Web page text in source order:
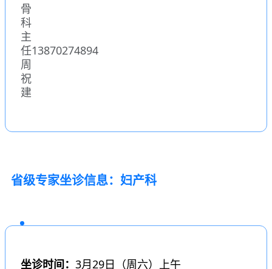
骨
科
主
任
周
祝
建
13870274894
省级专家坐诊信息： 妇产科
坐诊时间： 3月29日（周六）上午